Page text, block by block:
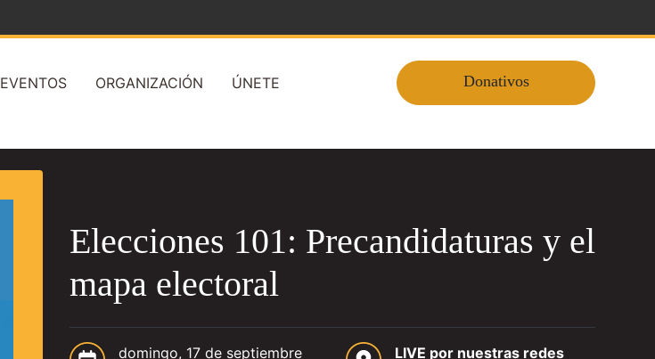
EVENTOS ORGANIZACIÓN ÚNETE Donativos
Elecciones 101: Precandidaturas y el
mapa electoral
domingo, 17 de septiembre
LIVE por nuestras redes